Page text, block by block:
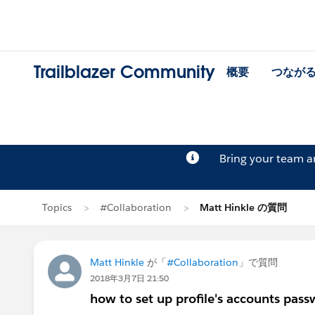
Trailblazer Community 概要 つなが
Bring your team
Topics #Collaboration Matt Hinkle の質問
Matt Hinkle が「#Collaboration 」で質問
2018年3月7日 21:50
how to set up profile's accounts